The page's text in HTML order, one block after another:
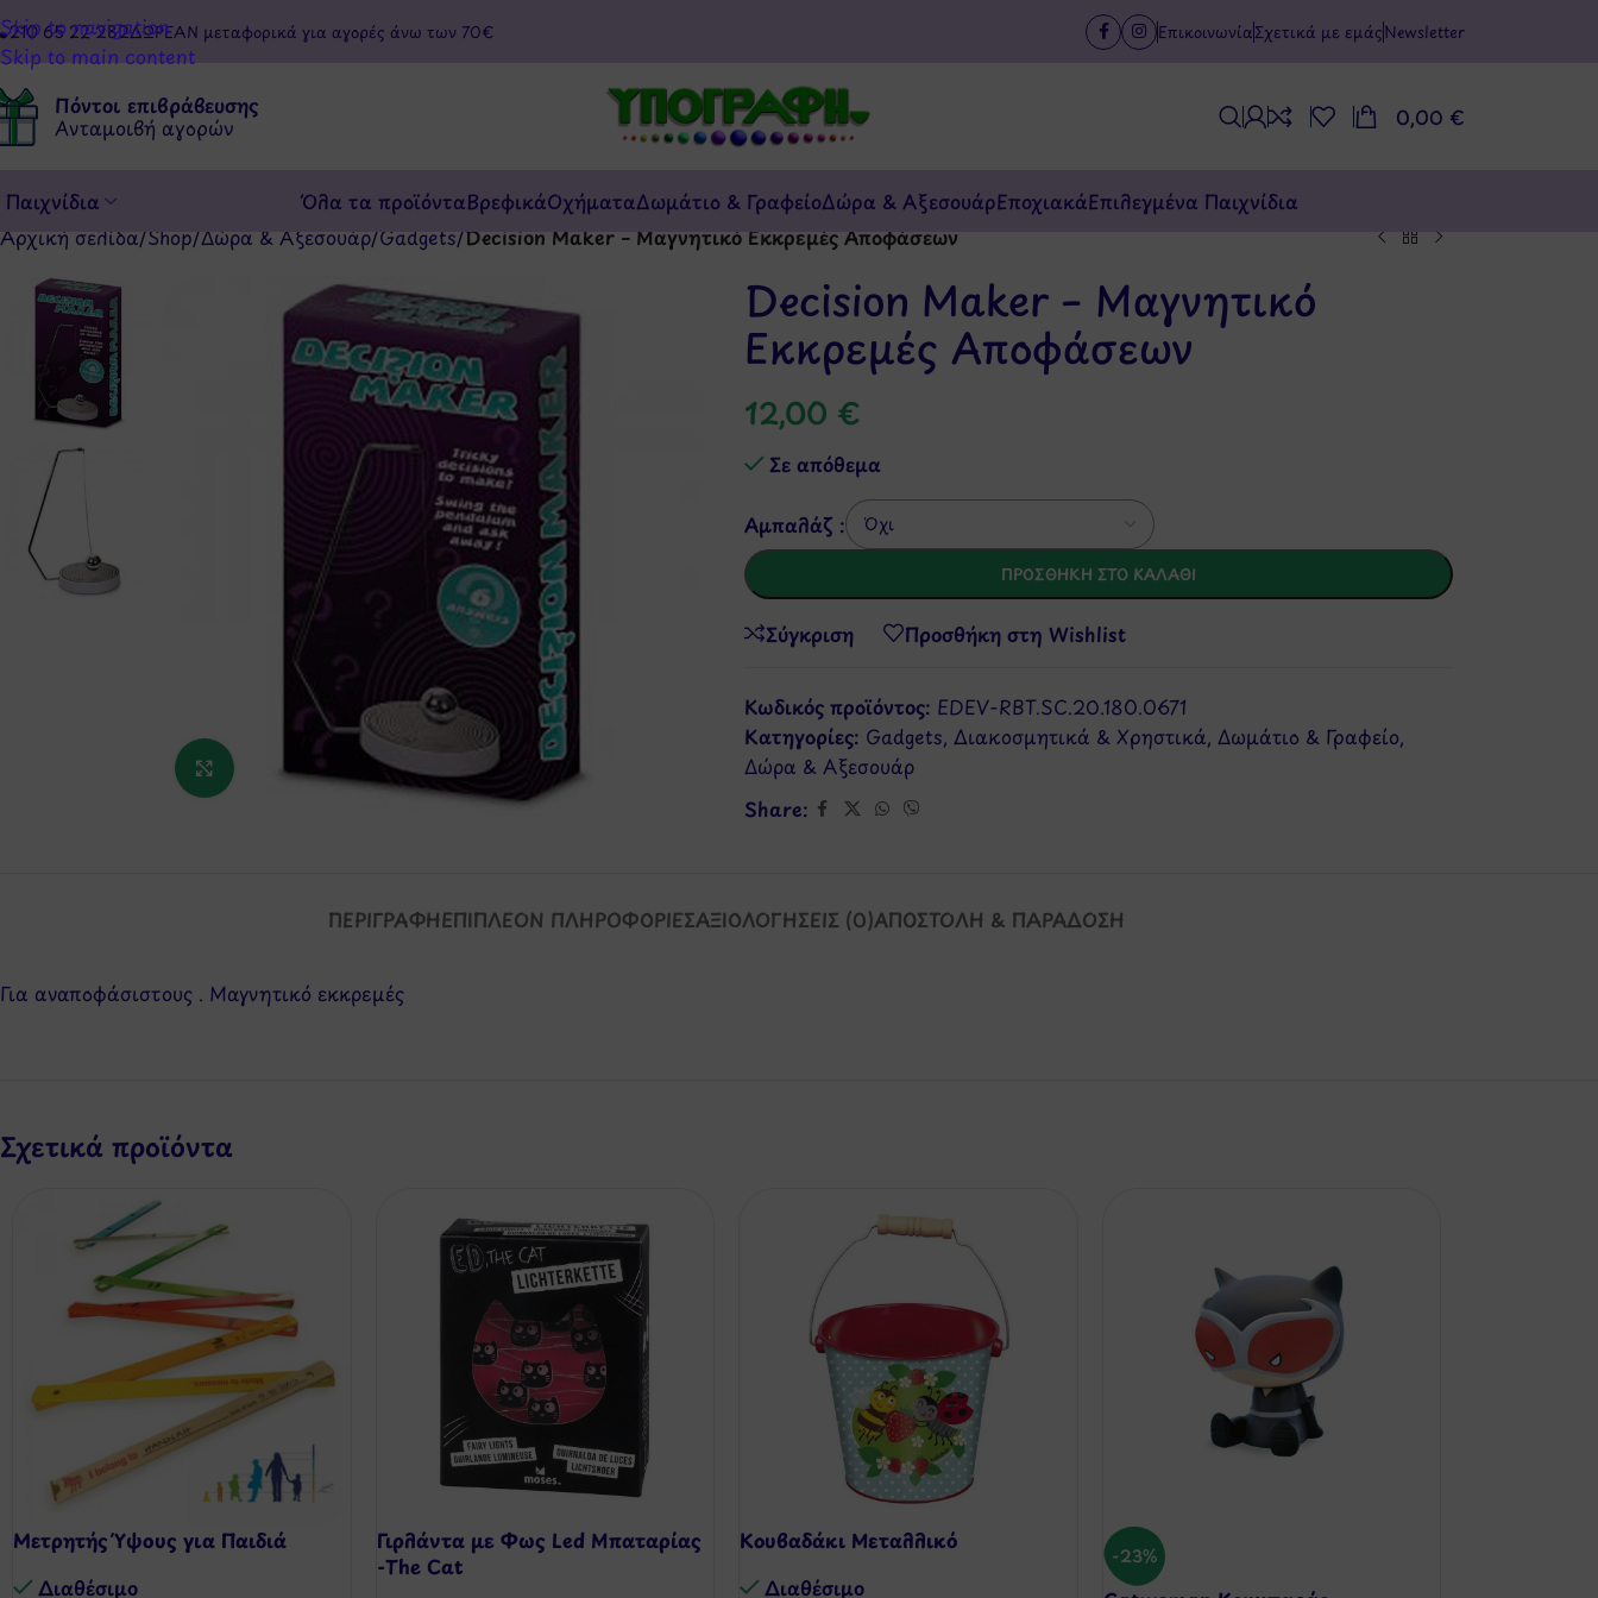
Skip to navigation
Skip to main content
210 65 22 282ΔΩΡΕΑΝ μεταφορικά για αγορές άνω των 70€ Επικοινωνία Σχετικά με εμάςNewsletter
Πόντοι επιβράβευσης
Ανταμοιβή αγορών 0,00 €
Παιχνίδια Όλα τα προϊόνταΒρεφικάΟχήματαΔωμάτιο & ΓραφείοΔώρα & ΑξεσουάρΕποχιακάΕπιλεγμένα Παιχνίδια
Αρχική σελίδα/Shop/Δώρα & Αξεσουάρ/Gadgets/Decision Maker – Μαγνητικό Εκκρεμές Αποφάσεων
Κάντε κλικ για μεγέθυνση
Decision Maker – Μαγνητικό
Εκκρεμές Αποφάσεων
12,00 €
Σε απόθεμα
Αμπαλάζ :
ΠΡΟΣΘΉΚΗ ΣΤΟ ΚΑΛΆΘΙ
Σύγκριση Προσθήκη στη Wishlist
Κωδικός προϊόντος: EDEV-RBT.SC.20.180.0671
Κατηγορίες: Gadgets, Διακοσμητικά & Χρηστικά, Δωμάτιο & Γραφείο,
Δώρα & Αξεσουάρ
Share:
ΠΕΡΙΓΡΑΦΉΕΠΙΠΛΈΟΝ ΠΛΗΡΟΦΟΡΊΕΣΑΞΙΟΛΟΓΉΣΕΙΣ (0)ΑΠΟΣΤΟΛΉ & ΠΑΡΆΔΟΣΗ
Για αναποφάσιστους . Μαγνητικό εκκρεμές
Σχετικά προϊόντα
Μετρητής Ύψους για Παιδιά
Διαθέσιμo
Γιρλάντα με Φως Led Μπαταρίας
-The Cat
Kουβαδάκι Μεταλλικό
Διαθέσιμo
-23%